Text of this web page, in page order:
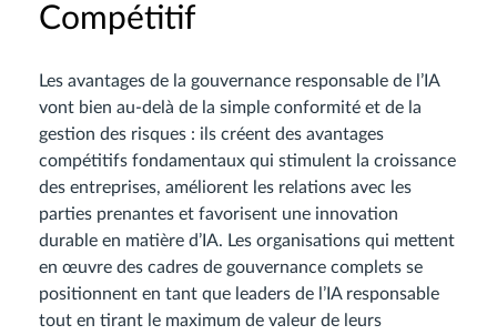
Compétitif
Les avantages de la gouvernance responsable de l’IA
vont bien au-delà de la simple conformité et de la
gestion des risques : ils créent des avantages
compétitifs fondamentaux qui stimulent la croissance
des entreprises, améliorent les relations avec les
parties prenantes et favorisent une innovation
durable en matière d’IA. Les organisations qui mettent
en œuvre des cadres de gouvernance complets se
positionnent en tant que leaders de l’IA responsable
tout en tirant le maximum de valeur de leurs